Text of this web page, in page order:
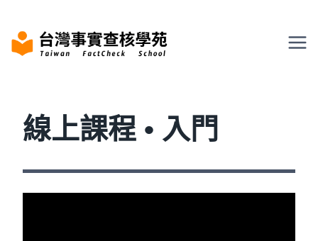
content
線上課程 • 入門